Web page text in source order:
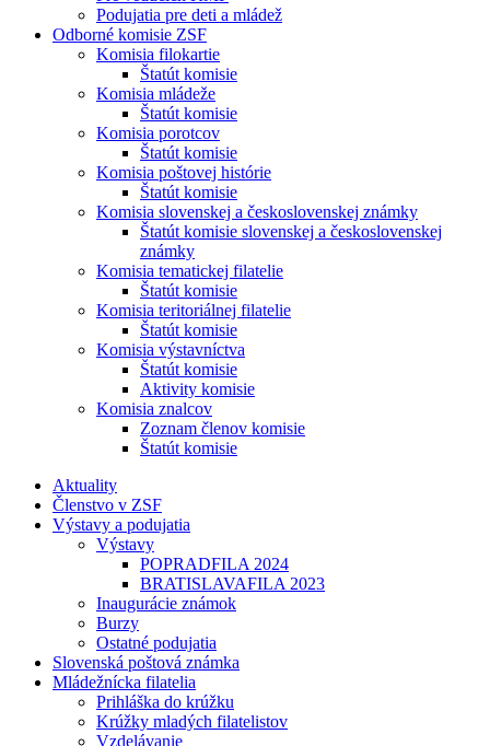
Podujatia pre deti a mládež
Odborné komisie ZSF
Komisia filokartie
Štatút komisie
Komisia mládeže
Štatút komisie
Komisia porotcov
Štatút komisie
Komisia poštovej histórie
Štatút komisie
Komisia slovenskej a československej známky
Štatút komisie slovenskej a československej
známky
Komisia tematickej filatelie
Štatút komisie
Komisia teritoriálnej filatelie
Štatút komisie
Komisia výstavníctva
Štatút komisie
Aktivity komisie
Komisia znalcov
Zoznam členov komisie
Štatút komisie
Aktuality
Členstvo v ZSF
Výstavy a podujatia
Výstavy
POPRADFILA 2024
BRATISLAVAFILA 2023
Inaugurácie známok
Burzy
Ostatné podujatia
Slovenská poštová známka
Mládežnícka filatelia
Prihláška do krúžku
Krúžky mladých filatelistov
Vzdelávanie